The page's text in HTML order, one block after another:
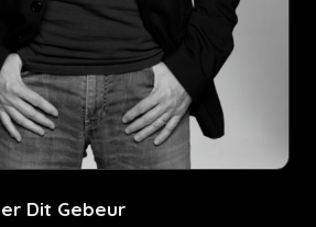
Dit Gebeur